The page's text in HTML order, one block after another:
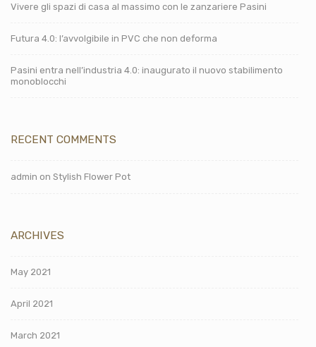
Vivere gli spazi di casa al massimo con le zanzariere Pasini
Futura 4.0: l’avvolgibile in PVC che non deforma
Pasini entra nell’industria 4.0: inaugurato il nuovo stabilimento
monoblocchi
RECENT COMMENTS
admin on Stylish Flower Pot
ARCHIVES
May 2021
April 2021
March 2021